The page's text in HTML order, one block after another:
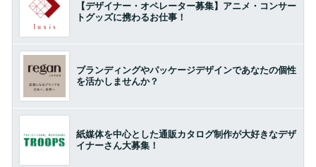
【デザイナー・オペレーター募集】アニメ・コンサー
トグッズに携わるお仕事！
ブランディングやパッケージデザインであなたの個性
を活かしませんか？
紙媒体を中心とした通販カタログ制作が大好きなデザ
イナーさん大募集！